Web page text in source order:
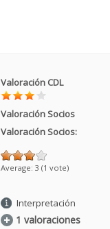
Valoración CDL
Valoración Socios
Valoración Socios:
Average: 3 (1 vote)
Interpretación
1 valoraciones